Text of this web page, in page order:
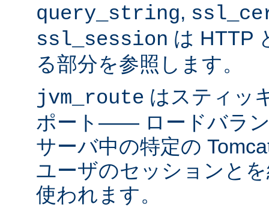
query_string,
ssl_session は HTTP
る部分を参照します。
jvm_route はスティッ
ポート―― ロードバラ
サーバ中の特定の
ユーザのセッションと
使われます。